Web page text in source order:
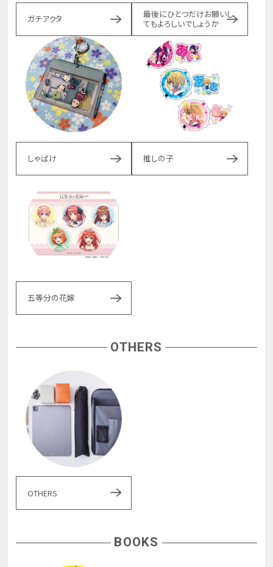
ガチアクタ
最後にひとつだけお願いし
てもよろしいでしょうか
しゃばけ 推しの子
五等分の花嫁
OTHERS
OTHERS
BOOKS